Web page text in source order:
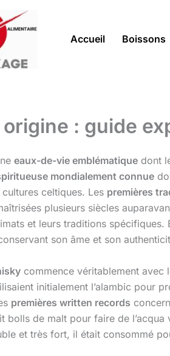
Accueil Boissons
: guide
eaux-de-vie emblématique dont
mondialement connue
celtiques. Les premières
plusieurs siècles
et leurs traditions spécifiques.
son âme et son
commence véritablement avec
initialement l’alambic pour
premières written records
bolls de malt pour faire de l’acqua
et très fort, il était consommé